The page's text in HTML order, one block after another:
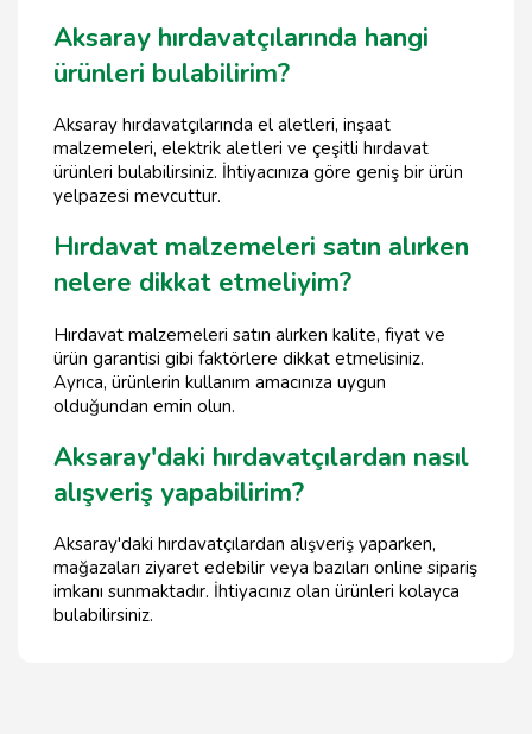
Aksaray hırdavatçılarında hangi
ürünleri bulabilirim?
Aksaray hırdavatçılarında el aletleri, inşaat
malzemeleri, elektrik aletleri ve çeşitli hırdavat
ürünleri bulabilirsiniz. İhtiyacınıza göre geniş bir ürün
yelpazesi mevcuttur.
Hırdavat malzemeleri satın alırken
nelere dikkat etmeliyim?
Hırdavat malzemeleri satın alırken kalite, fiyat ve
ürün garantisi gibi faktörlere dikkat etmelisiniz.
Ayrıca, ürünlerin kullanım amacınıza uygun
olduğundan emin olun.
Aksaray'daki hırdavatçılardan nasıl
alışveriş yapabilirim?
Aksaray'daki hırdavatçılardan alışveriş yaparken,
mağazaları ziyaret edebilir veya bazıları online sipariş
imkanı sunmaktadır. İhtiyacınız olan ürünleri kolayca
bulabilirsiniz.